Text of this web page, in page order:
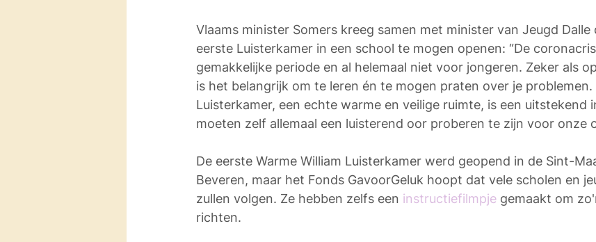
Vlaams minister Somers kreeg samen met minister van Jeugd Dalle
eerste Luisterkamer in een school te mogen openen: “De
gemakkelijke periode en al helemaal niet voor jongeren. Zeker als
is het belangrijk om te leren én te mogen praten over je problemen.
Luisterkamer, een echte warme en veilige ruimte, is een uitstekend
moeten zelf allemaal een luisterend oor proberen te zijn voor onze
De eerste Warme William Luisterkamer werd geopend in de Sint-
Beveren, maar het Fonds GavoorGeluk hoopt dat vele scholen en
zullen volgen. Ze hebben zelfs een instructiefilmpje gemaakt om
richten.